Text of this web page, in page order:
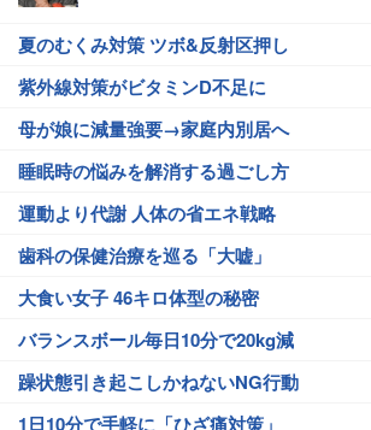
夏のむくみ対策 ツボ&反射区押し
紫外線対策がビタミンD不足に
母が娘に減量強要→家庭内別居へ
睡眠時の悩みを解消する過ごし方
運動より代謝 人体の省エネ戦略
歯科の保健治療を巡る「大嘘」
大食い女子 46キロ体型の秘密
バランスボール毎日10分で20kg減
躁状態引き起こしかねないNG行動
1日10分で手軽に「ひざ痛対策」